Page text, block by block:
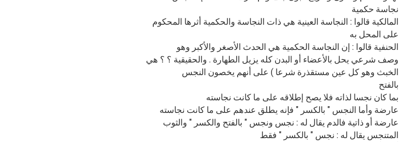
نجاسة حكمية
المالكية قالوا : النجاسة العينية هي ذات النجاسة والحكمية أثرها المحكوم
على المحل به
الحنفية قالوا : إن النجاسة الحكمية هي الحدث الأصغر والأكبر وهو
وصف شرعي يحل بالأعضاء أو البدن كله يزيل الطهارة . والحقيقية ؟ ؟ هي
الخبث وهو كل عين مستقذرة شرعا ) على أنهم يخصون النجس
بالفتح
بما كان نجسا لذاته فلا يصح إطلاقه على ما كانت نجاسته
عارضة وأما النجس " بالكسر " فإنه يطلق عندهم على ما كانت نجاسته
عارضة أو ذاتية فالدم يقال له : نجس ونجس " بالفتح والكسر " والثوب
المتنجس يقال له : نجس " بالكسر " فقط